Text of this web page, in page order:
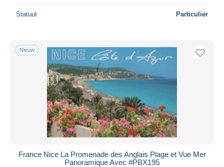
Statuut Particulier
Nieuw
France Nice La Promenade des Anglais Plage et Vue Mer
Panoramique Avec #PBX195